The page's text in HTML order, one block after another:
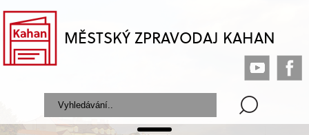
MĚSTSKÝ ZPRAVODAJ KAHAN